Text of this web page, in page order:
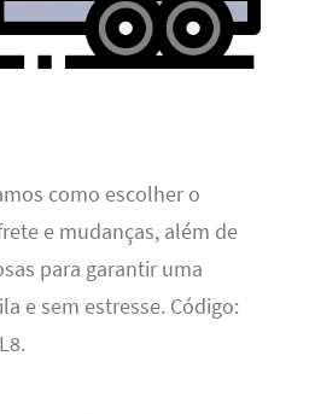
como escolher o
e mudanças, além de
para garantir uma
e sem estresse. Código: